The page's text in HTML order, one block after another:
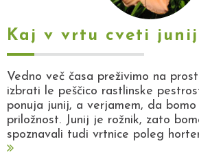
Kaj v vrtu cveti
Vedno več časa preživimo na
izbrati le peščico rastlinske
ponuja junij, a verjamem, da bomo
priložnost. Junij je rožnik, zato
spoznavali tudi vrtnice poleg